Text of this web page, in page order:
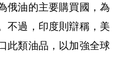
俄油的主要購買國，為
不過，印度則辯稱，美
此類油品，以加強全球